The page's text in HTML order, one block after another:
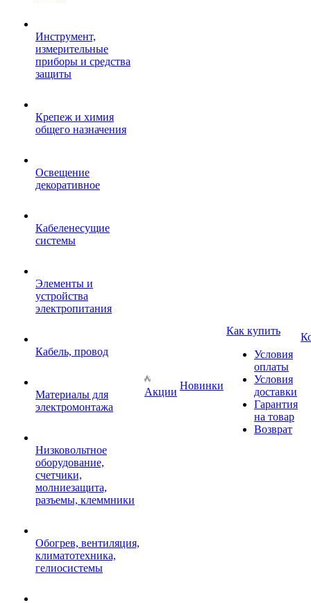
Инструмент,
измерительные
приборы и средства
защиты
Крепеж и химия
общего назначения
Освещение
декоративное
Кабеленесущие
системы
Элементы и
устройства
электропитания
Кабель, провод
Материалы для
электромонтажа
Низковольтное
оборудование,
счетчики,
молниезащита,
разъемы, клеммники
Обогрев, вентиляция,
климатотехника,
гелиосистемы
Акции
Новинки
Как купить
Условия
оплаты
Условия
доставки
Гарантия
на товар
Возврат